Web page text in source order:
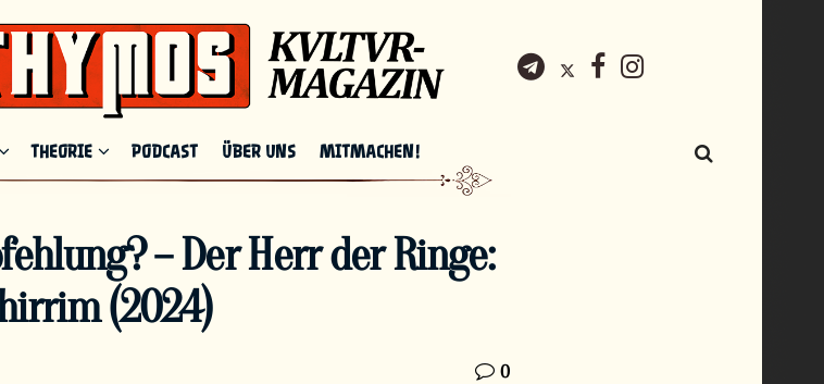
THEORIE PODCAST ÜBER UNS MITMACHEN!
– Der Herr der Ringe:
(2024)
0